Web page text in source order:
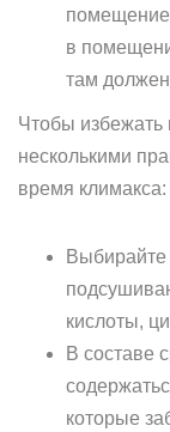
помещение
в
там
Чтобы избежать
несколькими
время климакса:
Выбирайте
кислоты,
В составе
которые